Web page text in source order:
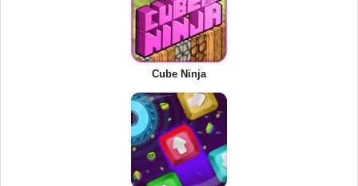
Cube Ninja